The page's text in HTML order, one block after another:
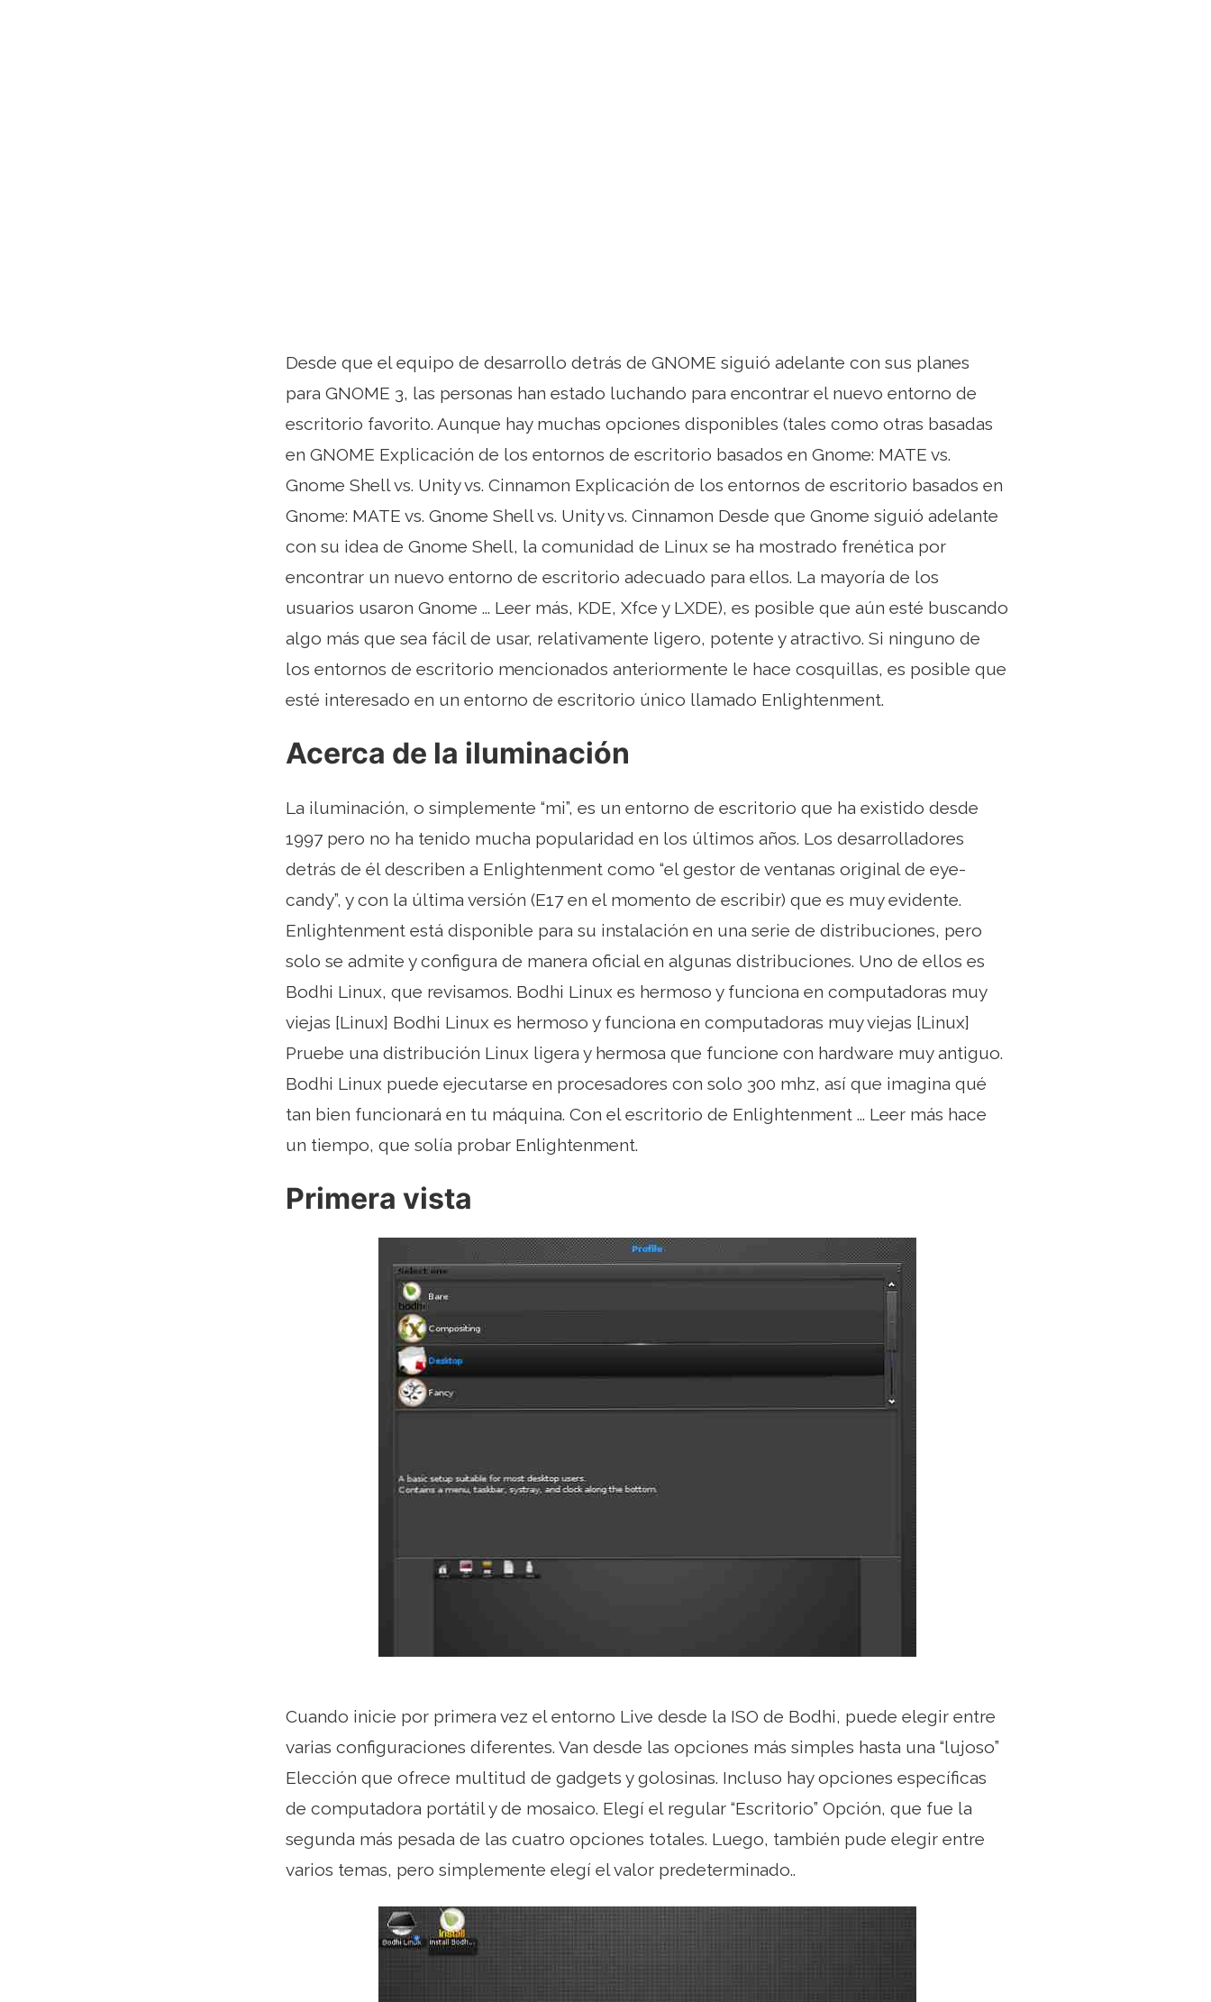
Desde que el equipo de desarrollo detrás de GNOME siguió adelante con sus planes
para GNOME 3, las personas han estado luchando para encontrar el nuevo entorno de
escritorio favorito. Aunque hay muchas opciones disponibles (tales como otras basadas
en GNOME Explicación de los entornos de escritorio basados ​​en Gnome: MATE vs.
Gnome Shell vs. Unity vs. Cinnamon Explicación de los entornos de escritorio basados ​​en
Gnome: MATE vs. Gnome Shell vs. Unity vs. Cinnamon Desde que Gnome siguió adelante
con su idea de Gnome Shell, la comunidad de Linux se ha mostrado frenética por
encontrar un nuevo entorno de escritorio adecuado para ellos. La mayoría de los
usuarios usaron Gnome ... Leer más, KDE, Xfce y LXDE), es posible que aún esté buscando
algo más que sea fácil de usar, relativamente ligero, potente y atractivo. Si ninguno de
los entornos de escritorio mencionados anteriormente le hace cosquillas, es posible que
esté interesado en un entorno de escritorio único llamado Enlightenment.
Acerca de la iluminación
La iluminación, o simplemente “mi”, es un entorno de escritorio que ha existido desde
1997 pero no ha tenido mucha popularidad en los últimos años. Los desarrolladores
detrás de él describen a Enlightenment como “el gestor de ventanas original de eye-
candy”, y con la última versión (E17 en el momento de escribir) que es muy evidente.
Enlightenment está disponible para su instalación en una serie de distribuciones, pero
solo se admite y configura de manera oficial en algunas distribuciones. Uno de ellos es
Bodhi Linux, que revisamos. Bodhi Linux es hermoso y funciona en computadoras muy
viejas [Linux] Bodhi Linux es hermoso y funciona en computadoras muy viejas [Linux]
Pruebe una distribución Linux ligera y hermosa que funcione con hardware muy antiguo.
Bodhi Linux puede ejecutarse en procesadores con solo 300 mhz, así que imagina qué
tan bien funcionará en tu máquina. Con el escritorio de Enlightenment ... Leer más hace
un tiempo, que solía probar Enlightenment.
Primera vista
Cuando inicie por primera vez el entorno Live desde la ISO de Bodhi, puede elegir entre
varias configuraciones diferentes. Van desde las opciones más simples hasta una “lujoso”
Elección que ofrece multitud de gadgets y golosinas. Incluso hay opciones específicas
de computadora portátil y de mosaico. Elegí el regular “Escritorio” Opción, que fue la
segunda más pesada de las cuatro opciones totales. Luego, también pude elegir entre
varios temas, pero simplemente elegí el valor predeterminado..